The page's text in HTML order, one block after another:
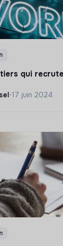
qui
•17 juin 2024